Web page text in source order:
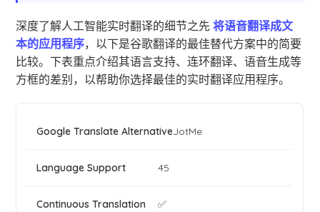
深度了解人工智能实时翻译的细节之先将语音翻译成文
本的应用程序，以下是谷歌翻译的最佳替代方案中的简要
比较。下表重点介绍其语言支持、连环翻译、语音生成等
方框的差别，以帮助你选择最佳的实时翻译应用程序。
JotMe
45
✅